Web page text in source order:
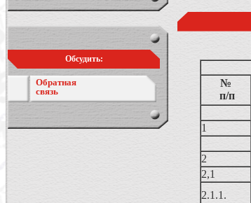
Обсудить:
Обратная
связь
№
п/п
1
2
2,1
2.1.1.